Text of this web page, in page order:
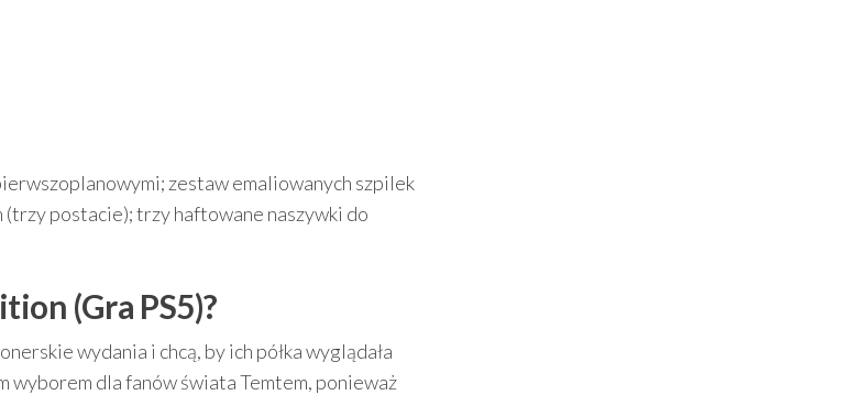
zestaw emaliowanych szpilek
postacie); trzy haftowane naszywki do
(Gra PS5)?
wydania i chcą, by ich półka wyglądała
wyborem dla fanów świata Temtem, ponieważ